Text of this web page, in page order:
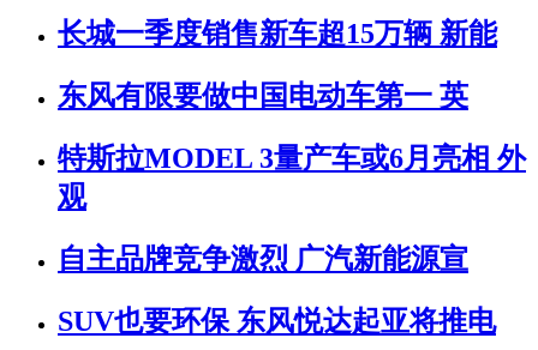
长城一季度销售新车超15万辆 新能
东风有限要做中国电动车第一 英
特斯拉MODEL 3量产车或6月亮相 外
观
自主品牌竞争激烈 广汽新能源宣
SUV也要环保 东风悦达起亚将推电